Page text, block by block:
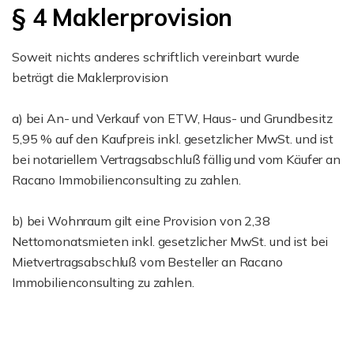
§ 4 Maklerprovision
Soweit nichts anderes schriftlich vereinbart wurde
beträgt die Maklerprovision
a) bei An- und Verkauf von ETW, Haus- und Grundbesitz
5,95 % auf den Kaufpreis inkl. gesetzlicher MwSt. und ist
bei notariellem Vertragsabschluß fällig und vom Käufer an
Racano Immobilienconsulting zu zahlen.
b) bei Wohnraum gilt eine Provision von 2,38
Nettomonatsmieten inkl. gesetzlicher MwSt. und ist bei
Mietvertragsabschluß vom Besteller an Racano
Immobilienconsulting zu zahlen.